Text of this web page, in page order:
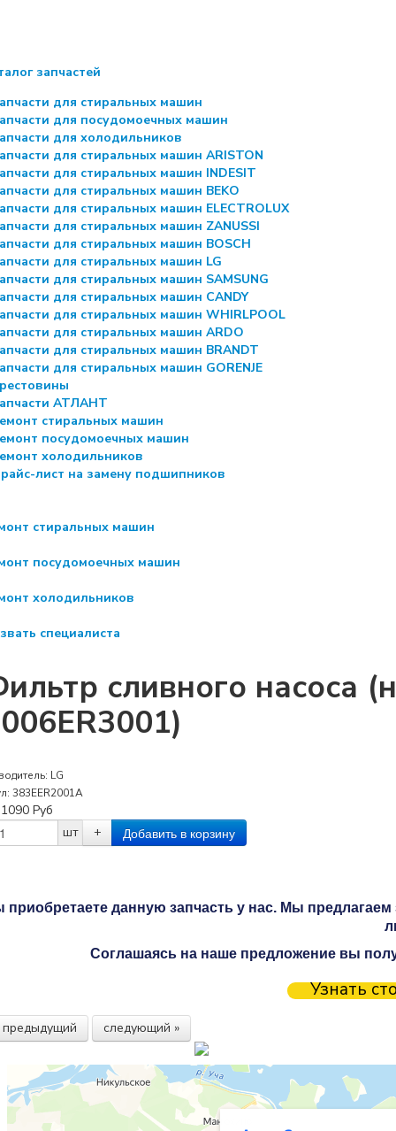
запчастей
для стиральных машин
для посудомоечных машин
для холодильников
для стиральных машин ARISTON
для стиральных машин INDESIT
для стиральных машин BEKO
для стиральных машин ELECTROLUX
для стиральных машин ZANUSSI
для стиральных машин BOSCH
для стиральных машин LG
для стиральных машин SAMSUNG
для стиральных машин CANDY
для стиральных машин WHIRLPOOL
для стиральных машин ARDO
для стиральных машин BRANDT
для стиральных машин GORENJE
АТЛАНТ
стиральных машин
посудомоечных машин
холодильников
лист на замену подшипников
стиральных машин
посудомоечных машин
холодильников
специалиста
сливного насоса
LG
383EER2001A
1090 Руб
шт
+
приобретаете данную запчасть у нас. Мы предлагаем
Соглашаясь на наше предложение вы
Узнать
предыдущий следующий »